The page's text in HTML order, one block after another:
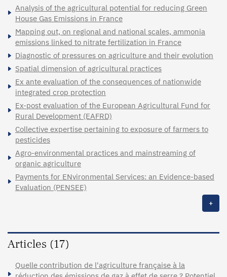
Analysis of the agricultural potential for reducing Green
House Gas Emissions in France
Mapping out, on regional and national scales, ammonia
emissions linked to nitrate fertilization in France
Diagnostic of pressures on agriculture and their evolution
Spatial dimension of agricultural practices
Ex ante evaluation of the consequences of nationwide
integrated crop protection
Ex-post evaluation of the European Agricultural Fund for
Rural Development (EAFRD)
Collective expertise pertaining to exposure of farmers to
pesticides
Agro-environmental practices and mainstreaming of
organic agriculture
Payments for ENvironmental Services: an Evidence-based
Evaluation (PENSEE)
+
Articles (17)
Quelle contribution de l'agriculture française à la